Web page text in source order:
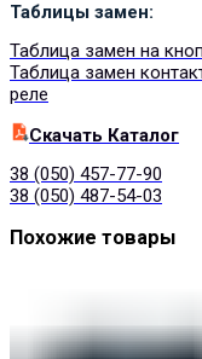
Таблицы замен:
Таблица замен на
Таблица замен
реле
Cкачать Каталог
38 (050) 457-77-90
38 (050) 487-54-03
Похожие товары